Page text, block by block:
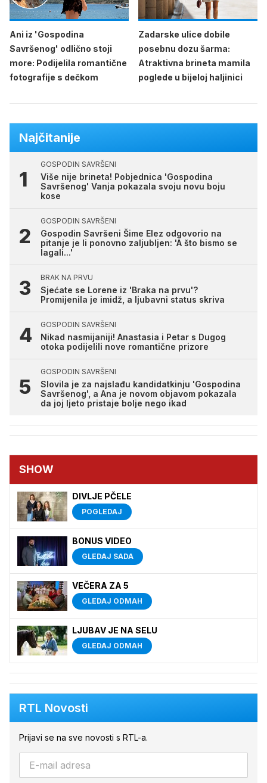
Ani iz 'Gospodina
Savršenog' odlično stoji
more: Podijelila romantične
fotografije s dečkom
Zadarske ulice dobile
posebnu dozu šarma:
Atraktivna brineta mamila
poglede u bijeloj haljinici
Najčitanije
GOSPODIN SAVRŠENI
Više nije brineta! Pobjednica 'Gospodina
Savršenog' Vanja pokazala svoju novu boju
kose
GOSPODIN SAVRŠENI
Gospodin Savršeni Šime Elez odgovorio na
pitanje je li ponovno zaljubljen: 'A što bismo se
lagali...'
BRAK NA PRVU
Sjećate se Lorene iz 'Braka na prvu'?
Promijenila je imidž, a ljubavni status skriva
GOSPODIN SAVRŠENI
Nikad nasmijaniji! Anastasia i Petar s Dugog
otoka podijelili nove romantične prizore
GOSPODIN SAVRŠENI
Slovila je za najslađu kandidatkinju 'Gospodina
Savršenog', a Ana je novom objavom pokazala
da joj ljeto pristaje bolje nego ikad
SHOW
DIVLJE PČELE
POGLEDAJ
BONUS VIDEO
GLEDAJ SADA
VEČERA ZA 5
GLEDAJ ODMAH
LJUBAV JE NA SELU
GLEDAJ ODMAH
RTL Novosti
Prijavi se na sve novosti s RTL-a.